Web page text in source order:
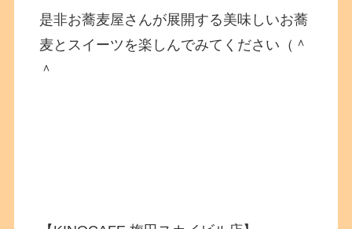
是非お蕎麦屋さんが展開する美味しいお蕎
麦とスイーツを楽しんでみてください（＾
＾